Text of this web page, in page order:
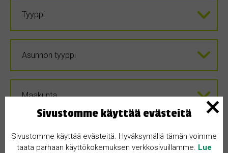
Sivustomme käyttää evästeitä
Sivustomme käyttää evästeitä. Hyväksymällä tämän voimme
taata parhaan käyttökokemuksen verkkosivuillamme. Lue